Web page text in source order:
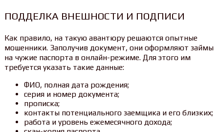
ПОДДЕЛКА ВНЕШНОСТИ И ПОДПИСИ
Как правило, на такую авантюру решаются опытные
мошенники. Заполучив документ, они оформляют займы
на чужие паспорта в онлайн-режиме. Для этого им
требуется указать такие данные:
ФИО, полная дата рождения;
серия и номер документа;
прописка;
контакты потенциального заемщика и его близких;
работа и уровень ежемесячного дохода;